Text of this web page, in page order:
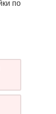
по